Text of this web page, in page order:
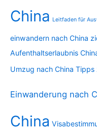
China Leitfaden für
einwandern nach China
Aufenthaltserlaubnis
Umzug nach China Tipps
Einwanderung nach
China